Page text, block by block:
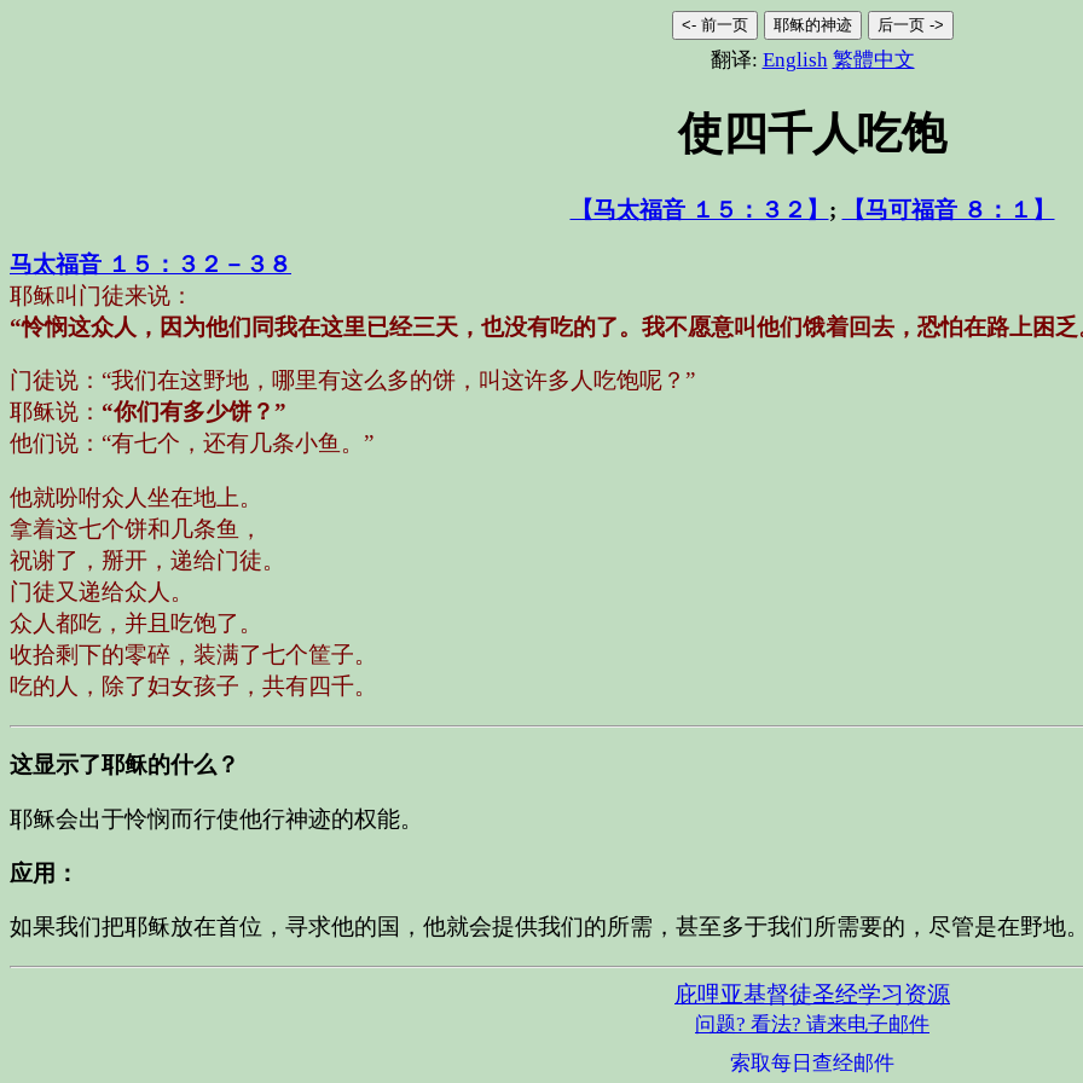
<- 前一页 耶稣的神迹 后一页 ->
翻译: English 繁體中文
使四千人吃饱
【马太福音 １５：３２】 ; 【马可福音 ８：１】
马太福音 １５：３２－３８
耶稣叫门徒来说：
“怜悯这众人，因为他们同我在这里已经三天，也没有吃的了。我不愿意叫他们饿着回去，恐怕在路上困乏
门徒说： “我们在这野地，哪里有这么多的饼，叫这许多人吃饱呢？”
耶稣说： “你们有多少饼？”
他们说： “有七个，还有几条小鱼。”
他就吩咐众人坐在地上。
拿着这七个饼和几条鱼，
祝谢了，掰开，递给门徒。
门徒又递给众人。
众人都吃，并且吃饱了。
收拾剩下的零碎，装满了七个筐子。
吃的人，除了妇女孩子，共有四千。
这显示了耶稣的什么？
耶稣会出于怜悯而行使他行神迹的权能。
应用：
如果我们把耶稣放在首位，寻求他的国，他就会提供我们的所需，甚至多于我们所需要的，尽管是在野地
庇哩亚基督徒圣经学习资源
问题? 看法? 请来电子邮件
索取每日查经邮件